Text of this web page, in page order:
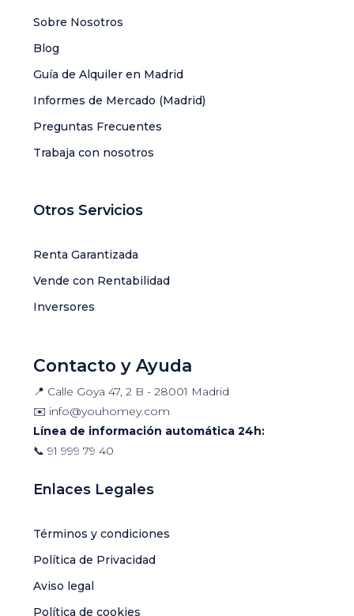
Sobre Nosotros
Blog
Guía de Alquiler en Madrid
Informes de Mercado (Madrid)
Preguntas Frecuentes
Trabaja con nosotros
Otros Servicios
Renta Garantizada
Vende con Rentabilidad
Inversores
Contacto y Ayuda
📍 Calle Goya 47, 2 B - 28001 Madrid
✉️ info@youhomey.com
Línea de información automática 24h:
📞 91 999 79 40
Enlaces Legales
Términos y condiciones
Política de Privacidad
Aviso legal
Política de cookies